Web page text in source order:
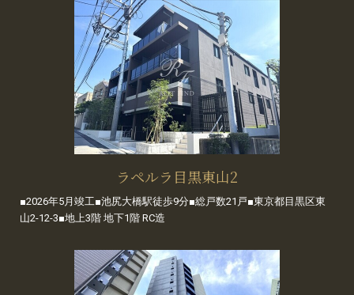
ラペルラ目黒東山2
■2026年5月竣工■池尻大橋駅徒歩9分■総戸数21戸■東京都目黒区東
山2-12-3■地上3階 地下1階 RC造